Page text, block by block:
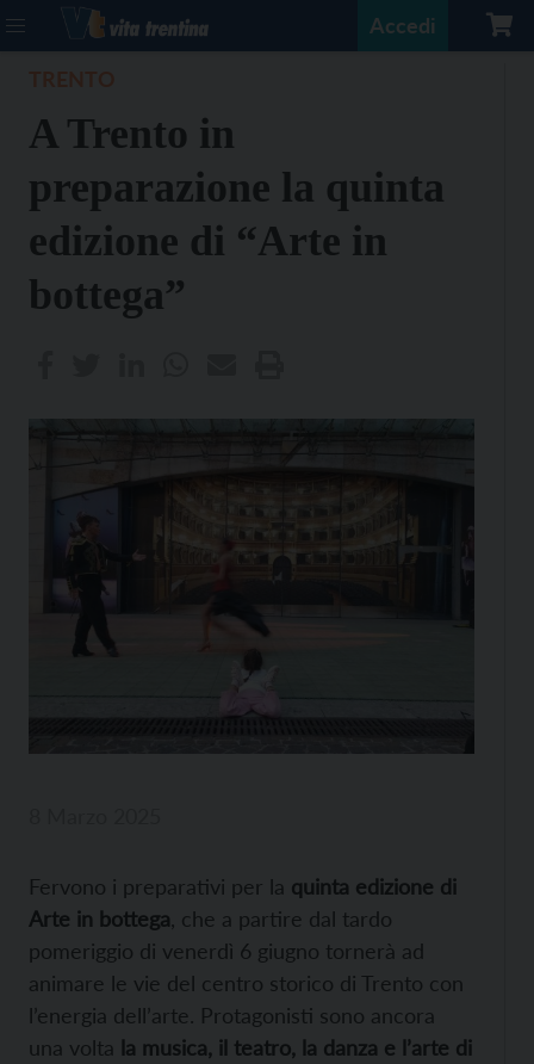
Accedi
A Trento in
preparazione la quinta
edizione di “Arte in
bottega”
Fervono i preparativi per la quinta edizione di
Arte in bottega , che a partire dal tardo
pomeriggio di venerdì 6 giugno tornerà ad
animare le vie del centro storico di Trento con
l’energia dell’arte. Protagonisti sono ancora
una volta la musica, il teatro, la danza e l’arte di